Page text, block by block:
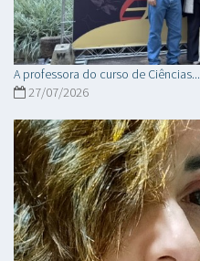
A professora do curso de Ciências...
27/07/2026